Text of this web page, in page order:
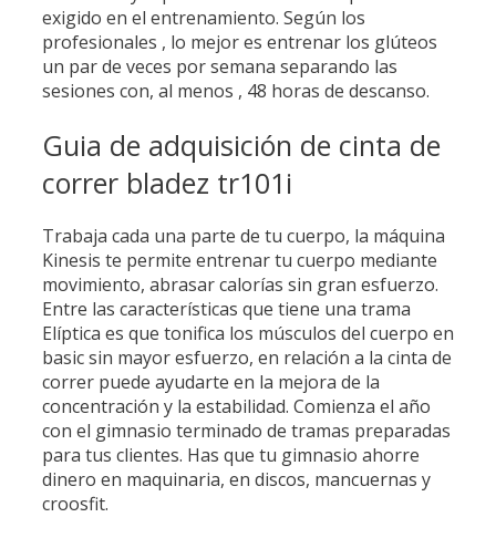
exigido en el entrenamiento. Según los
profesionales , lo mejor es entrenar los glúteos
un par de veces por semana separando las
sesiones con, al menos , 48 horas de descanso.
Guia de adquisición de cinta de
correr bladez tr101i
Trabaja cada una parte de tu cuerpo, la máquina
Kinesis te permite entrenar tu cuerpo mediante
movimiento, abrasar calorías sin gran esfuerzo.
Entre las características que tiene una trama
Elíptica es que tonifica los músculos del cuerpo en
basic sin mayor esfuerzo, en relación a la cinta de
correr puede ayudarte en la mejora de la
concentración y la estabilidad. Comienza el año
con el gimnasio terminado de tramas preparadas
para tus clientes. Has que tu gimnasio ahorre
dinero en maquinaria, en discos, mancuernas y
croosfit.